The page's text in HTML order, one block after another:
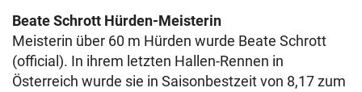
Beate Schrott Hürden-Meisterin
Meisterin über 60 m Hürden wurde Beate Schrott
(official). In ihrem letzten Hallen-Rennen in
Österreich wurde sie in Saisonbestzeit von 8,17 zum